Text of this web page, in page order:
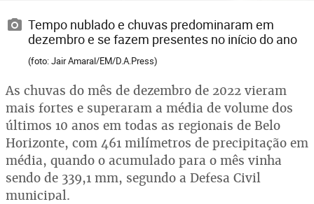
Tempo nublado e chuvas predominaram em
dezembro e se fazem presentes no início do ano
(foto: Jair Amaral/EM/D.A.Press)
As chuvas do mês de dezembro de 2022 vieram
mais fortes e superaram a média de volume dos
últimos 10 anos em todas as regionais de Belo
Horizonte, com 461 milímetros de precipitação em
média, quando o acumulado para o mês vinha
sendo de 339,1 mm, segundo a Defesa Civil
municipal.